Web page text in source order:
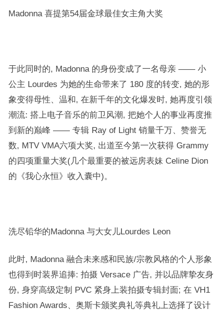
Madonna 喜提第54届金球最佳女主角大奖
于此同时的, Madonna 的身份变成了一名母亲 —— 小
公主 Lourdes 为她的生命带来了 180 度的转变, 她的形
象变得母性、温和, 在新千年的文化爆发时, 她再度引领
潮流: 搭上电子音乐的前卫风潮, 把她个人的事业再度推
到新的巅峰 —— 专辑 Ray of Light 销量千万、赞誉无
数, MTV VMA六项大奖, 出道至今第一次获得 Grammy
的四项重量大奖(几个最重要的被远房表妹 Celine Dion
的《我心永恒》收入囊中)。
洗尽铅华的Madonna 与大女儿Lourdes Leon
此时, Madonna 融合未来感和民族/宗教风格的个人形象
也得到时装界追捧: 拍摄 Versace 广告, 并以品牌挚友身
份, 身穿高级定制 PVC 紧身上装拍摄专辑封面; 在 VH1
Fashion Awards、奥斯卡颁奖典礼等典礼上选择了设计